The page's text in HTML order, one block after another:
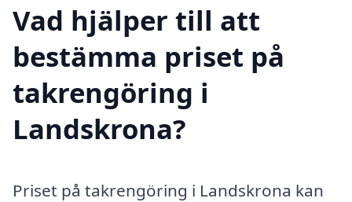
Vad hjälper till att
bestämma priset på
takrengöring i
Landskrona?
Priset på takrengöring i Landskrona kan